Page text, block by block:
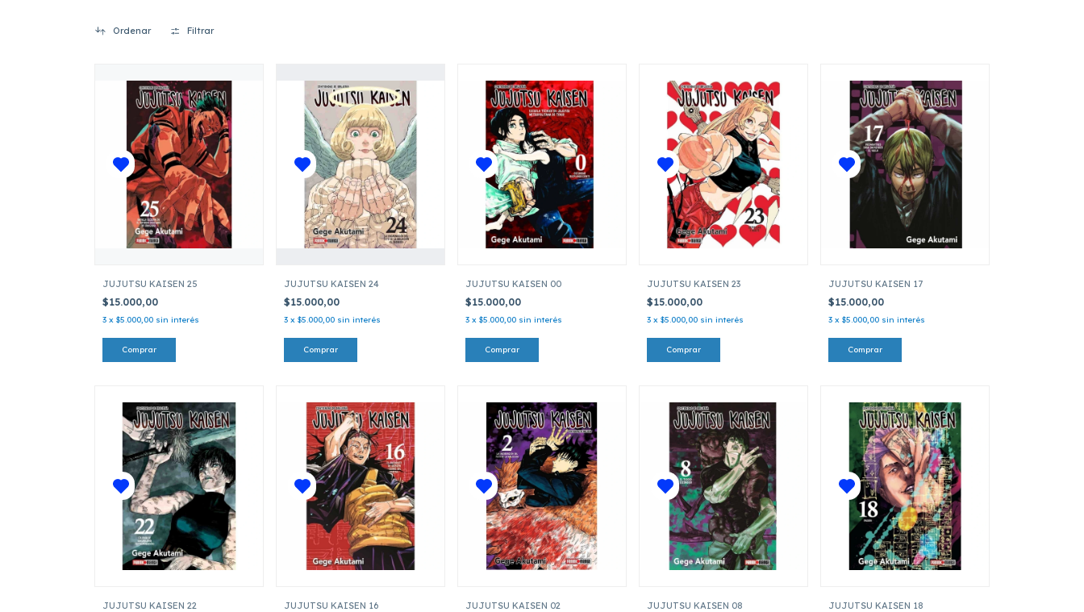
Ordenar Filtrar
JUJUTSU KAISEN 25
$15.000,00
3 x $5.000,00 sin interés
JUJUTSU KAISEN 24
$15.000,00
3 x $5.000,00 sin interés
JUJUTSU KAISEN 00
$15.000,00
3 x $5.000,00 sin interés
JUJUTSU KAISEN 23
$15.000,00
3 x $5.000,00 sin interés
JUJUTSU KAISEN 17
$15.000,00
3 x $5.000,00 sin interés
JUJUTSU KAISEN 22 JUJUTSU KAISEN 16 JUJUTSU KAISEN 02 JUJUTSU KAISEN 08 JUJUTSU KAISEN 18